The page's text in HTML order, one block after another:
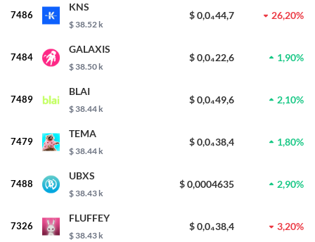
7486
KNS
$ 38.52 k
$ 0,0₄44,7 26,20%
7484
GALAXIS
$ 38.50 k
$ 0,0₄22,6 1,90%
7489
BLAI
$ 38.44 k
$ 0,0₄49,6 2,10%
7479
TEMA
$ 38.44 k
$ 0,0₄38,4 1,80%
7488
UBXS
$ 38.43 k
$ 0,0004635 2,90%
7326
FLUFFEY
$ 38.43 k
$ 0,0₄38,4 3,20%